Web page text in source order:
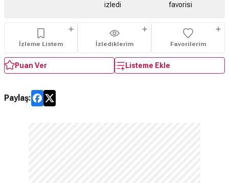
izledi
favorisi
İzleme Listem İzlediklerim Favorilerim
Puan Ver Listeme Ekle
Paylaş: